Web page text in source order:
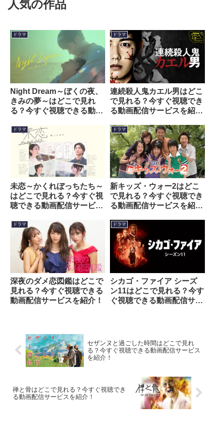
人気の作品
ドラマ
Night Dream～ぼくの夜、
きみの夢～はどこで見れ
る？今すぐ視聴できる動画
ドラマ
連続殺人鬼カエル男はどこ
で見れる？今すぐ視聴でき
る動画配信サービスを紹
ドラマ
未恋～かくれぼっちたち～
はどこで見れる？今すぐ視
聴できる動画配信サービス
ドラマ
新キッズ・ウォー2はどこ
で見れる？今すぐ視聴でき
る動画配信サービスを紹
ドラマ
深夜のダメ恋図鑑はどこで
見れる？今すぐ視聴できる
動画配信サービスを紹介！
ドラマ
シカゴ・ファイア シーズ
ン11はどこで見れる？今す
ぐ視聴できる動画配信サー
セザンヌと過ごした時間はどこで見れ
る？今すぐ視聴できる動画配信サービス
を紹介！
禅と骨はどこで見れる？今すぐ視聴でき
る動画配信サービスを紹介！